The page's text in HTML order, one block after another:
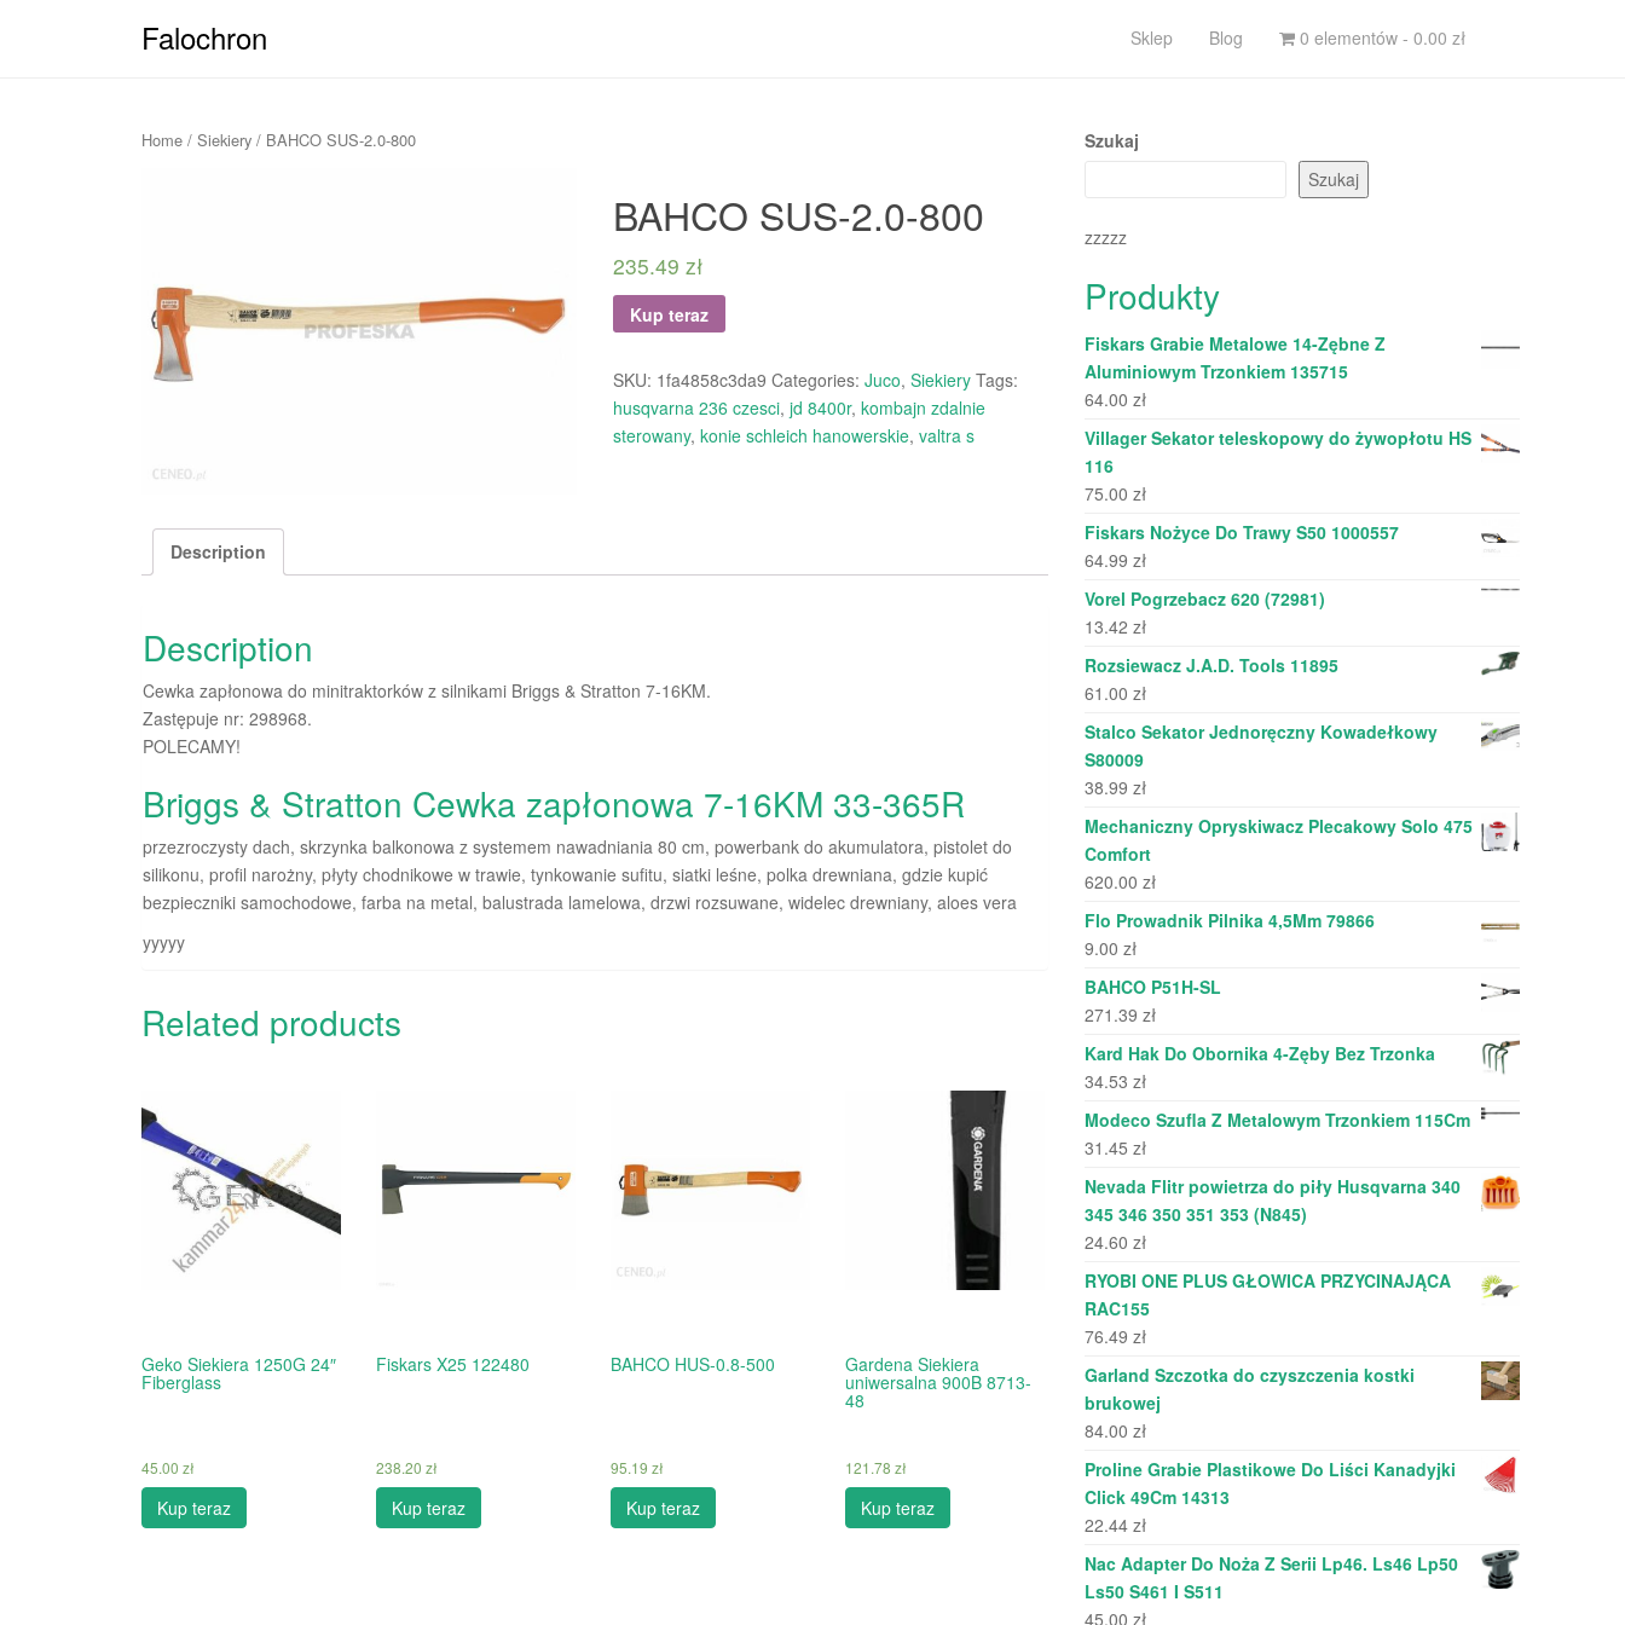
Falochron Sklep Blog 0 elementów - 0.00 zł
Home / Siekiery / BAHCO SUS-2.0-800
BAHCO SUS-2.0-800
235.49 zł
Kup teraz
SKU: 1fa4858c3da9 Categories: Juco, Siekiery Tags:
husqvarna 236 czesci, jd 8400r, kombajn zdalnie
sterowany, konie schleich hanowerskie, valtra s
Description
Description
Cewka zapłonowa do minitraktorków z silnikami Briggs & Stratton 7-16KM.
Zastępuje nr: 298968.
POLECAMY!
Briggs & Stratton Cewka zapłonowa 7-16KM 33-365R
przezroczysty dach, skrzynka balkonowa z systemem nawadniania 80 cm, powerbank do akumulatora, pistolet do
silikonu, profil narożny, płyty chodnikowe w trawie, tynkowanie sufitu, siatki leśne, polka drewniana, gdzie kupić
bezpieczniki samochodowe, farba na metal, balustrada lamelowa, drzwi rozsuwane, widelec drewniany, aloes vera
yyyyy
Related products
Geko Siekiera 1250G 24″
Fiberglass
45.00 zł
Kup teraz
Fiskars X25 122480
238.20 zł
Kup teraz
BAHCO HUS-0.8-500
95.19 zł
Kup teraz
Gardena Siekiera
uniwersalna 900B 8713-
48
121.78 zł
Kup teraz
Szukaj
Szukaj
zzzzz
Produkty
Fiskars Grabie Metalowe 14-Zębne Z
Aluminiowym Trzonkiem 135715
64.00 zł
Villager Sekator teleskopowy do żywopłotu HS
116
75.00 zł
Fiskars Nożyce Do Trawy S50 1000557
64.99 zł
Vorel Pogrzebacz 620 (72981)
13.42 zł
Rozsiewacz J.A.D. Tools 11895
61.00 zł
Stalco Sekator Jednoręczny Kowadełkowy
S80009
38.99 zł
Mechaniczny Opryskiwacz Plecakowy Solo 475
Comfort
620.00 zł
Flo Prowadnik Pilnika 4,5Mm 79866
9.00 zł
BAHCO P51H-SL
271.39 zł
Kard Hak Do Obornika 4-Zęby Bez Trzonka
34.53 zł
Modeco Szufla Z Metalowym Trzonkiem 115Cm
31.45 zł
Nevada Flitr powietrza do piły Husqvarna 340
345 346 350 351 353 (N845)
24.60 zł
RYOBI ONE PLUS GŁOWICA PRZYCINAJĄCA
RAC155
76.49 zł
Garland Szczotka do czyszczenia kostki
brukowej
84.00 zł
Proline Grabie Plastikowe Do Liści Kanadyjki
Click 49Cm 14313
22.44 zł
Nac Adapter Do Noża Z Serii Lp46. Ls46 Lp50
Ls50 S461 I S511
45.00 zł